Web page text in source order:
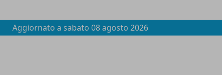
Aggiornato a sabato 08 agosto 2026